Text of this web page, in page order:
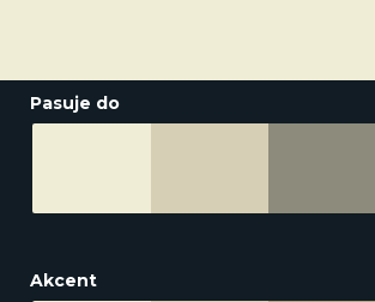
Pasuje do
Akcent